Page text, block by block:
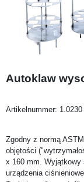
Autoklaw
Artikelnummer: 1.0230
Zgodny z normą
objętości
x 160 mm. Wyjątkowy
urządzenia